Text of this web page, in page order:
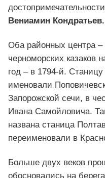
Вениамин Кондратьев.
Оба районных центра
черноморских казаков
год – в 1794-й.
именовали
Запорожской сечи, в
Ивана Самойловича.
названа станица
переименовали в
Больше двух веков
обосновались на